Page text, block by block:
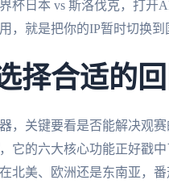
杯日本 vs 斯洛伐克，打开
，就是把你的IP暂时切换
择合适的回
，关键要看是否能解决观
，它的六大核心功能正好戳
美、欧洲还是东南亚，番